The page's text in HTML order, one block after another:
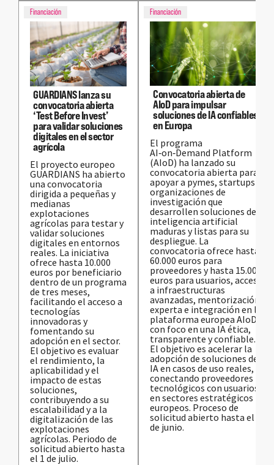
Financiación
GUARDIANS lanza su
convocatoria abierta
‘Test Before Invest’
para validar soluciones
digitales en el sector
agrícola
El proyecto europeo
GUARDIANS ha abierto
una convocatoria
dirigida a pequeñas y
medianas
explotaciones
agrícolas para testar y
validar soluciones
digitales en entornos
reales. La iniciativa
ofrece hasta 10.000
euros por beneficiario
dentro de un programa
de tres meses,
facilitando el acceso a
tecnologías
innovadoras y
fomentando su
adopción en el sector.
El objetivo es evaluar
el rendimiento, la
aplicabilidad y el
impacto de estas
soluciones,
contribuyendo a su
escalabilidad y a la
digitalización de las
explotaciones
agrícolas. Periodo de
solicitud abierto hasta
el 1 de julio.
Financiación
Convocatoria abierta de
AIoD para impulsar
soluciones de IA confiables
en Europa
El programa
AI‑on‑Demand Platform
(AIoD) ha lanzado su
convocatoria abierta para
apoyar a pymes, startups y
organizaciones de
investigación que
desarrollen soluciones de
inteligencia artificial
maduras y listas para su
despliegue. La
convocatoria ofrece hasta
60.000 euros para
proveedores y hasta 15.000
euros para usuarios, acceso
a infraestructuras
avanzadas, mentorización
experta e integración en la
plataforma europea AIoD,
con foco en una IA ética,
transparente y confiable.
El objetivo es acelerar la
adopción de soluciones de
IA en casos de uso reales,
conectando proveedores
tecnológicos con usuarios
en sectores estratégicos
europeos. Proceso de
solicitud abierto hasta el 8
de junio.